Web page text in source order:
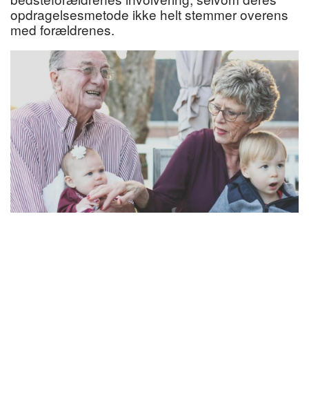
opdragelsesmetode ikke helt stemmer overens
med forældrenes.